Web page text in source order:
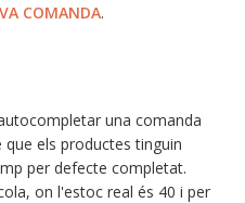
COMANDA.
una comanda
els productes tinguin
per defecte completat.
on l'estoc real és 40 i per